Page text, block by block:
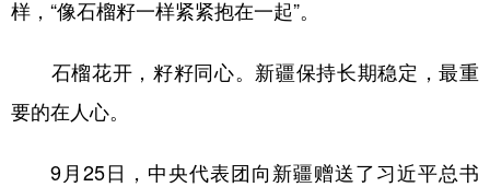
样，“像石榴籽一样紧紧抱在一起”。
石榴花开，籽籽同心。新疆保持长期稳定，最重
要的在人心。
9月25日，中央代表团向新疆赠送了习近平总书